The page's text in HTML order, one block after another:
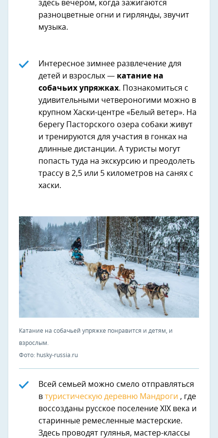
здесь вечером, когда зажигаются
разноцветные огни и гирлянды, звучит
музыка.
Интересное зимнее развлечение для
детей и взрослых — катание на
собачьих упряжках. Познакомиться с
удивительными четвероногими можно в
крупном Хаски-центре «Белый ветер». На
берегу Пасторского озера собаки живут
и тренируются для участия в гонках на
длинные дистанции. А туристы могут
попасть туда на экскурсию и преодолеть
трассу в 2,5 или 5 километров на санях с
хаски.
Катание на собачьей упряжке понравится и детям, и
взрослым.
Фото: husky-russia.ru
Всей семьей можно смело отправляться
в туристическую деревню Мандроги , где
воссозданы русское поселение XIX века и
старинные ремесленные мастерские.
Здесь проводят гулянья, мастер-классы